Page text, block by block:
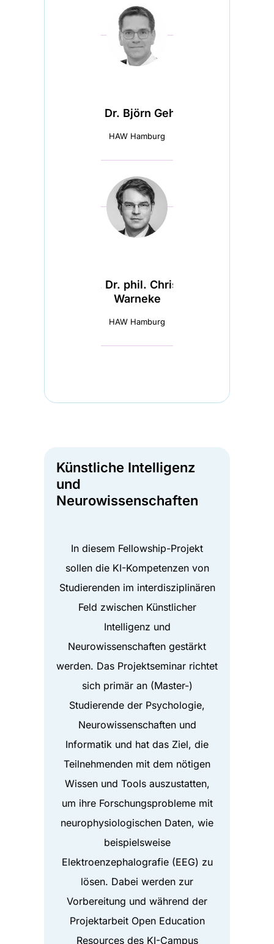
Prof. Dr. Björn Gehlsen
HAW Hamburg
Prof. Dr. phil. Christian
Warneke
HAW Hamburg
Künstliche Intelligenz
und
Neurowissenschaften
In diesem Fellowship-Projekt
sollen die KI-Kompetenzen von
Studierenden im interdisziplinären
Feld zwischen Künstlicher
Intelligenz und
Neurowissenschaften gestärkt
werden. Das Projektseminar richtet
sich primär an (Master-)
Studierende der Psychologie,
Neurowissenschaften und
Informatik und hat das Ziel, die
Teilnehmenden mit dem nötigen
Wissen und Tools auszustatten,
um ihre Forschungsprobleme mit
neurophysiologischen Daten, wie
beispielsweise
Elektroenzephalografie (EEG) zu
lösen. Dabei werden zur
Vorbereitung und während der
Projektarbeit Open Education
Resources des KI-Campus